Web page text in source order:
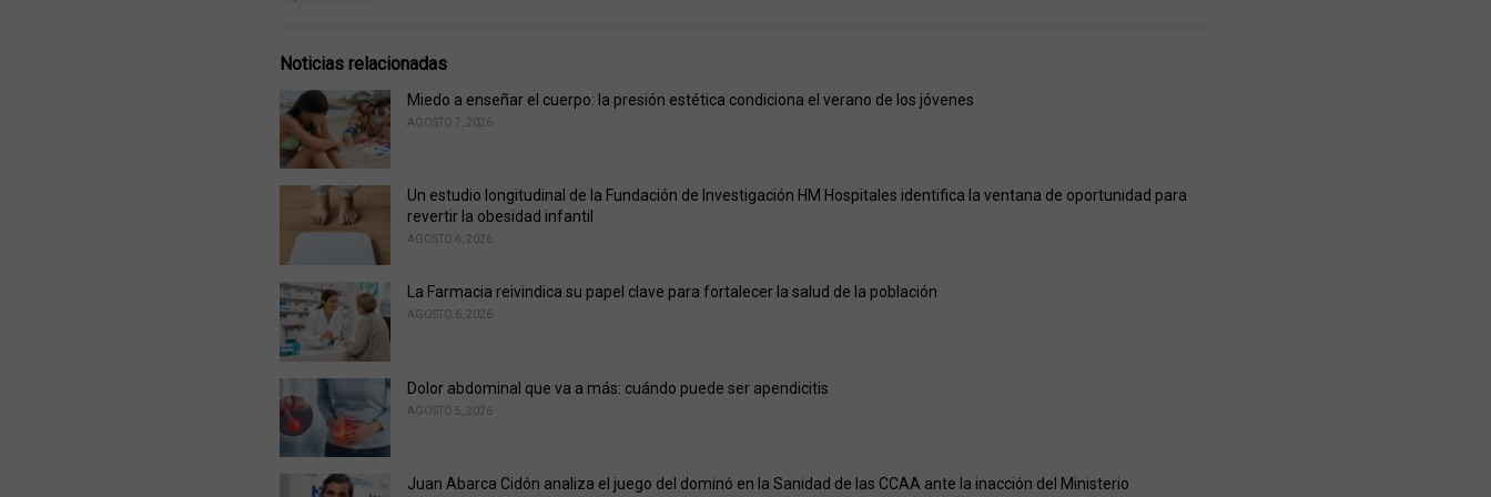
o
r
e
:
:Noticias relacionadas
Miedo a enseñar el cuerpo: la presión estética condiciona el verano de los jóvenes
AGOSTO 7, 2026
Un estudio longitudinal de la Fundación de Investigación HM Hospitales identifica la ventana de oportunidad para
revertir la obesidad infantil
AGOSTO 6, 2026
La Farmacia reivindica su papel clave para fortalecer la salud de la población
AGOSTO 6, 2026
Dolor abdominal que va a más: cuándo puede ser apendicitis
AGOSTO 5, 2026
Juan Abarca Cidón analiza el juego del dominó en la Sanidad de las CCAA ante la inacción del Ministerio